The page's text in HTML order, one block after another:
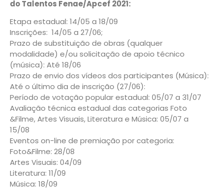
do Talentos Fenae/Apcef 2021:
Etapa estadual: 14/05 a 18/09
Inscrições: 14/05 a 27/06;
Prazo de substituição de obras (qualquer
modalidade) e/ou solicitação de apoio técnico
(música): Até 18/06
Prazo de envio dos vídeos dos participantes (Música):
Até o último dia de inscrição (27/06):
Período de votação popular estadual: 05/07 a 31/07
Avaliação técnica estadual das categorias Foto
&Filme, Artes Visuais, Literatura e Música: 05/07 a
15/08
Eventos on-line de premiação por categoria:
Foto&Filme: 28/08
Artes Visuais: 04/09
Literatura: 11/09
Música: 18/09